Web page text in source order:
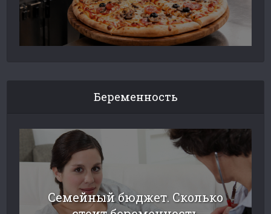
Беременность
Семейный бюджет. Сколько